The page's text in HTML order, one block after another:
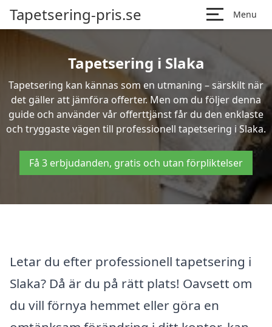
Tapetsering-pris.se Menu
Tapetsering i Slaka
Tapetsering kan kännas som en utmaning – särskilt när
det gäller att jämföra offerter. Men om du följer denna
guide och använder vår offerttjänst får du den enklaste
och tryggaste vägen till professionell tapetsering i Slaka.
Få 3 erbjudanden, gratis och utan förpliktelser
Letar du efter professionell tapetsering i
Slaka? Då är du på rätt plats! Oavsett om
du vill förnya hemmet eller göra en